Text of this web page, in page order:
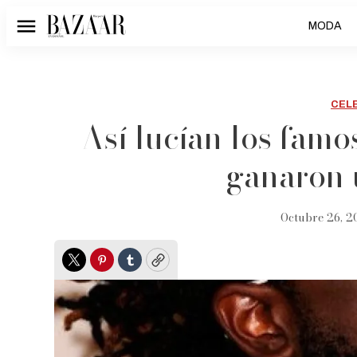
Menú MODA
Así lucían los
ganaron
Octubre 26,
TwitterPinterest
TumblrCopy